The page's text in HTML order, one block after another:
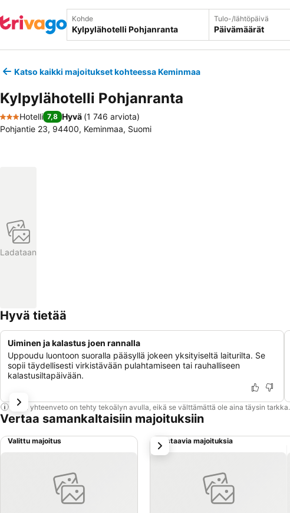
Kohde Tulo-/lähtöpäivä
Päivämäärät
Katso kaikki majoitukset kohteessa Keminmaa
Kylpylähotelli Pohjanranta
3 Tähtiluokitus
Hotelli 7,8 Hyvä (1 746 arviota)
Pohjantie 23, 94400, Keminmaa, Suomi
Ladataan
Hyvä tietää
Uiminen ja kalastus joen rannalla
Uppoudu luontoon suoralla pääsyllä jokeen yksityiseltä laiturilta. Se
sopii täydellisesti virkistävään pulahtamiseen tai rauhalliseen
kalastusiltapäivään.
Tämä yhteenveto on tehty tekoälyn avulla, eikä se välttämättä ole aina täysin tarkka.
Vertaa samankaltaisiin majoituksiin
Valittu majoitus Vastaavia majoituksia
seuraava